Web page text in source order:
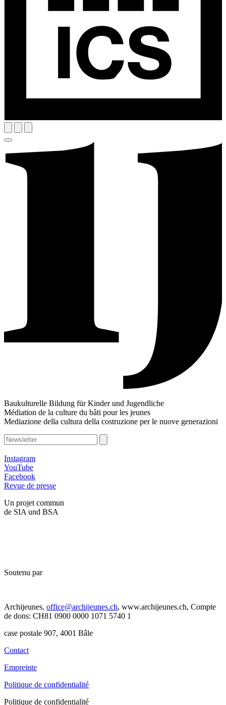
Baukulturelle Bildung für Kinder und Jugendliche
Médiation de la culture du bâti pour les jeunes
Mediazione della cultura della costruzione per le nuove generazioni
Instagram
YouTube
Facebook
Revue de presse
Un projet commun
de SIA und BSA
Soutenu par
Archijeunes, office@archijeunes.ch, www.archijeunes.ch, Compte
de dons: CH81 0900 0000 1071 5740 1
case postale 907, 4001 Bâle
Contact
Empreinte
Politique de confidentialité
Politique de confidentialité